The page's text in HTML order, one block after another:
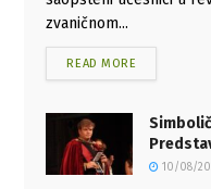
zvaničnom...
READ MORE
10/08/